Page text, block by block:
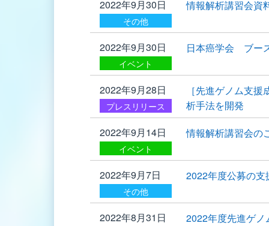
2022年9月30日
その他
情報解析講習会資
2022年9月30日
イベント
日本癌学会 ブー
2022年9月28日
プレスリリース
［先進ゲノム支
析手法を開発
2022年9月14日
イベント
情報解析講習会の
2022年9月7日
その他
2022年度公募の
2022年8月31日 2022年度先進ゲ